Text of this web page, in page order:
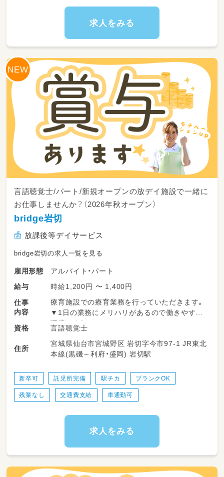
8：45～朝礼・申し送り・受入れ準備
9：00～ご自宅にお迎え
12：00～昼食
13：00～日中活動
16：00～ご自宅まで送迎
17：15～片づけ、終礼、記録などの業務
求人をみる
言語聴覚士/パート/新規オープンの放デイ施設で一緒に
お仕事しませんか？（2026年秋オープン）
bridge岩切
放課後等デイサービス
bridge岩切の求人一覧を見る
雇用形態
アルバイト・パート
給与
時給1,200円 〜 1,400円
仕事
内容
療育施設での療育業務を行っていただきます。
▼1日の業務にメリハリがあるので働きやすい
環境です！
＜一日の流れ＞
◎平日の放課後利用
14：30～送迎出発で各学校お迎え
15：30～支援時間
17：00～ご自宅まで送迎
9：00～ご自宅にお迎え
12：00～昼食
資格 言語聴覚士
住所
宮城県仙台市宮城野区 岩切字今市97-1 JR東北
本線(黒磯～利府・盛岡) 岩切駅
新卒可 託児所完備 駅チカ ブランクOK
残業なし 交通費支給 車通勤可
求人をみる